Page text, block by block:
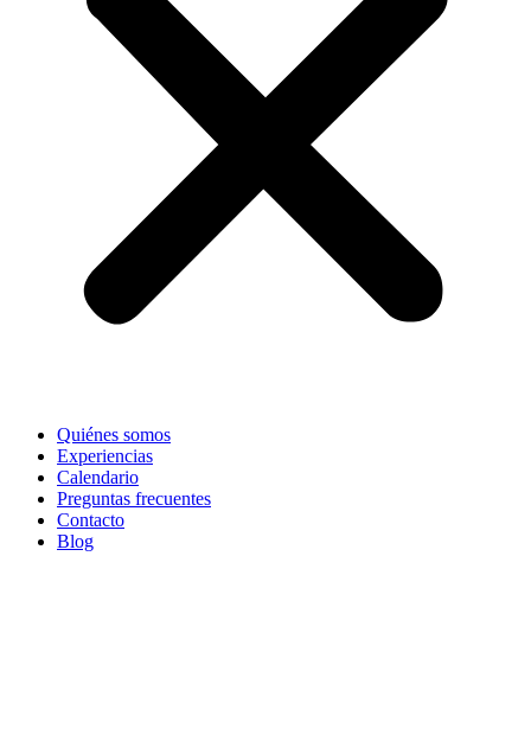
Quiénes somos
Experiencias
Calendario
Preguntas frecuentes
Contacto
Blog